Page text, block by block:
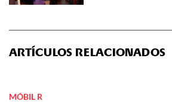
ARTÍCULOS RELACIONADOS
MÓBIL R